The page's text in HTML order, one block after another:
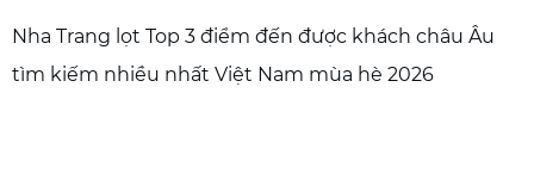
Nha Trang lọt Top 3 điểm đến được khách châu Âu
tìm kiếm nhiều nhất Việt Nam mùa hè 2026